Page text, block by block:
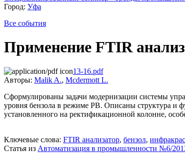
Город: Уфа
Все события
Применение FTIR
13-16.pdf
Авторы: Malik A., Mcdermott L.
Сформулированы задачи модернизации системы
уровня бензола в режиме РВ. Описаны структура и
установленного на ректификационной колонне,
Ключевые слова: FTIR анализатор, бензол,
Статья из Автоматизация в промышленности №6/